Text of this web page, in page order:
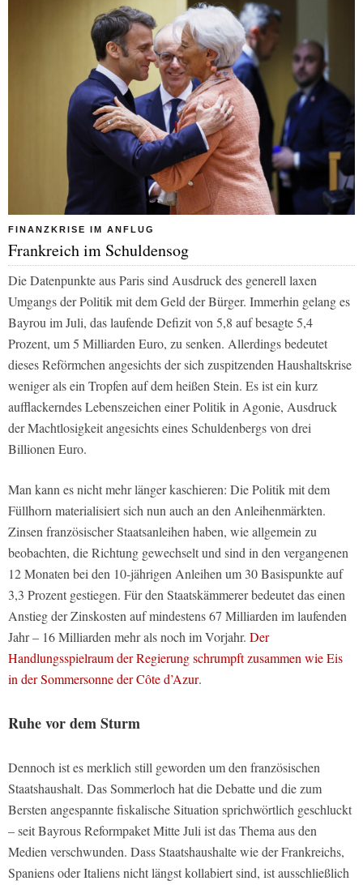
FINANZKRISE IM ANFLUG
Frankreich im Schuldensog
Die Datenpunkte aus Paris sind Ausdruck des generell laxen
Umgangs der Politik mit dem Geld der Bürger. Immerhin gelang es
Bayrou im Juli, das laufende Defizit von 5,8 auf besagte 5,4
Prozent, um 5 Milliarden Euro, zu senken. Allerdings bedeutet
dieses Reförmchen angesichts der sich zuspitzenden Haushaltskrise
weniger als ein Tropfen auf dem heißen Stein. Es ist ein kurz
aufflackerndes Lebenszeichen einer Politik in Agonie, Ausdruck
der Machtlosigkeit angesichts eines Schuldenbergs von drei
Billionen Euro.
Man kann es nicht mehr länger kaschieren: Die Politik mit dem
Füllhorn materialisiert sich nun auch an den Anleihenmärkten.
Zinsen französischer Staatsanleihen haben, wie allgemein zu
beobachten, die Richtung gewechselt und sind in den vergangenen
12 Monaten bei den 10-jährigen Anleihen um 30 Basispunkte auf
3,3 Prozent gestiegen. Für den Staatskämmerer bedeutet das einen
Anstieg der Zinskosten auf mindestens 67 Milliarden im laufenden
Jahr – 16 Milliarden mehr als noch im Vorjahr. Der
Handlungsspielraum der Regierung schrumpft zusammen wie Eis
in der Sommersonne der Côte d’Azur.
Ruhe vor dem Sturm
Dennoch ist es merklich still geworden um den französischen
Staatshaushalt. Das Sommerloch hat die Debatte und die zum
Bersten angespannte fiskalische Situation sprichwörtlich geschluckt
– seit Bayrous Reformpaket Mitte Juli ist das Thema aus den
Medien verschwunden. Dass Staatshaushalte wie der Frankreichs,
Spaniens oder Italiens nicht längst kollabiert sind, ist ausschließlich